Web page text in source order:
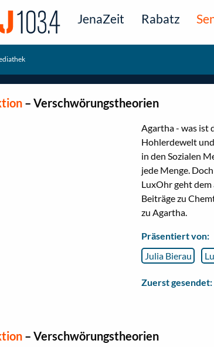
JenaZeit Rabatz
– Verschwörungstheorien
Agartha - was ist
Hohlerdewelt
in den Sozialen
jede Menge.
LuxOhr geht
Beiträge zu
zu Agartha.
Präsentiert von:
Julia Bierau
Zuerst gesendet:
– Verschwörungstheorien